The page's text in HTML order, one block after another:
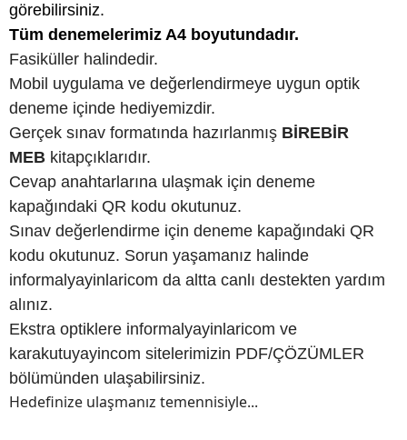
görebilirsiniz.
Tüm denemelerimiz A4 boyutundadır.
Fasiküller halindedir.
Mobil uygulama ve değerlendirmeye uygun optik
deneme içinde hediyemizdir.
Gerçek sınav formatında hazırlanmış BİREBİR
MEB kitapçıklarıdır.
Cevap anahtarlarına ulaşmak için deneme
kapağındaki QR kodu okutunuz.
Sınav değerlendirme için deneme kapağındaki QR
kodu okutunuz. Sorun yaşamanız halinde
informalyayinlaricom da altta canlı destekten yardım
alınız.
Ekstra optiklere informalyayinlaricom ve
karakutuyayincom sitelerimizin PDF/ÇÖZÜMLER
bölümünden ulaşabilirsiniz.
Hedefinize ulaşmanız temennisiyle...